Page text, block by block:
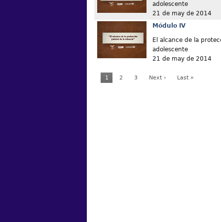
adolescente
21 de may de 2014
Módulo IV
El alcance de la
adolescente
21 de may de 2014
1 2 3 Next › Last »